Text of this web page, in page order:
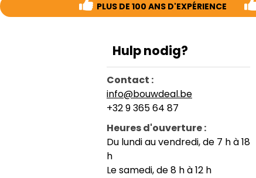
PLUS DE 100 ANS D'EXPÉRIENCE
Hulp nodig?
Contact :
info@bouwdeal.be
+32 9 365 64 87
Heures d'ouverture :
Du lundi au vendredi, de 7 h à 18
h
Le samedi, de 8 h à 12 h